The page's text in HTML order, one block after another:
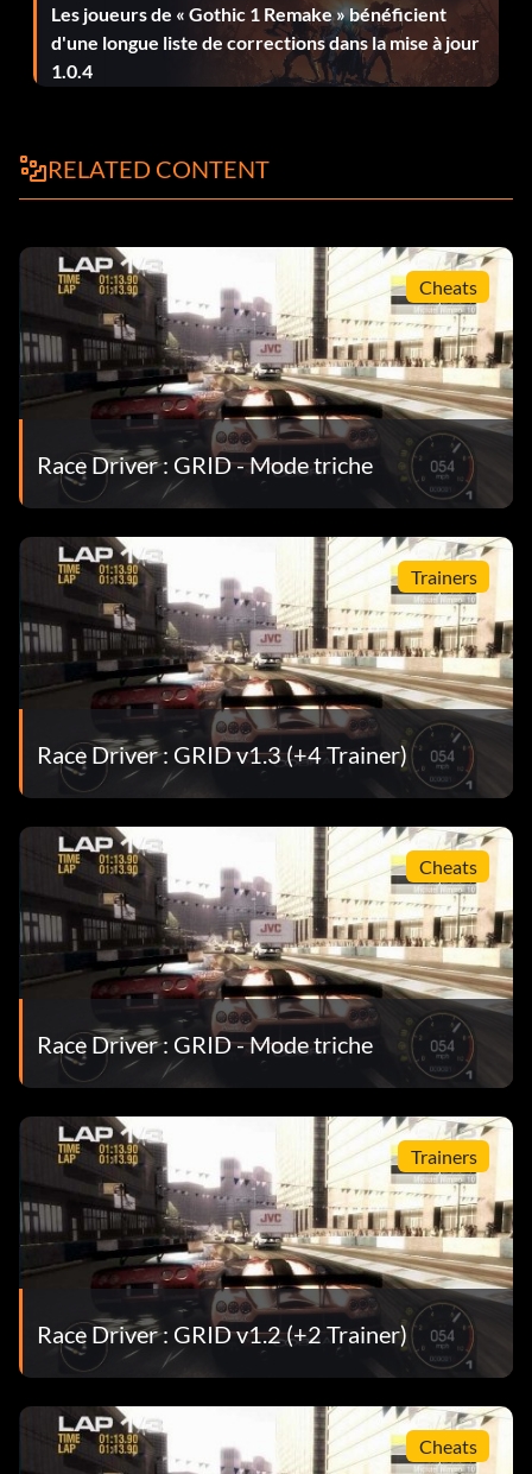
Les joueurs de « Gothic 1 Remake » bénéficient
d'une longue liste de corrections dans la mise à jour
1.0.4
RELATED CONTENT
Cheats
Race Driver : GRID - Mode triche
Trainers
Race Driver : GRID v1.3 (+4 Trainer)
Cheats
Race Driver : GRID - Mode triche
Trainers
Race Driver : GRID v1.2 (+2 Trainer)
Cheats